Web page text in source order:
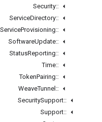
::
Security
::
ServiceDirectory
::
ServiceProvisioning
::
SoftwareUpdate
::
StatusReporting
::
Time
::
TokenPairing
::
WeaveTunnel
::
SecuritySupport
::
Support